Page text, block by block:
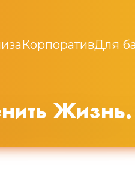
КорпоративДля